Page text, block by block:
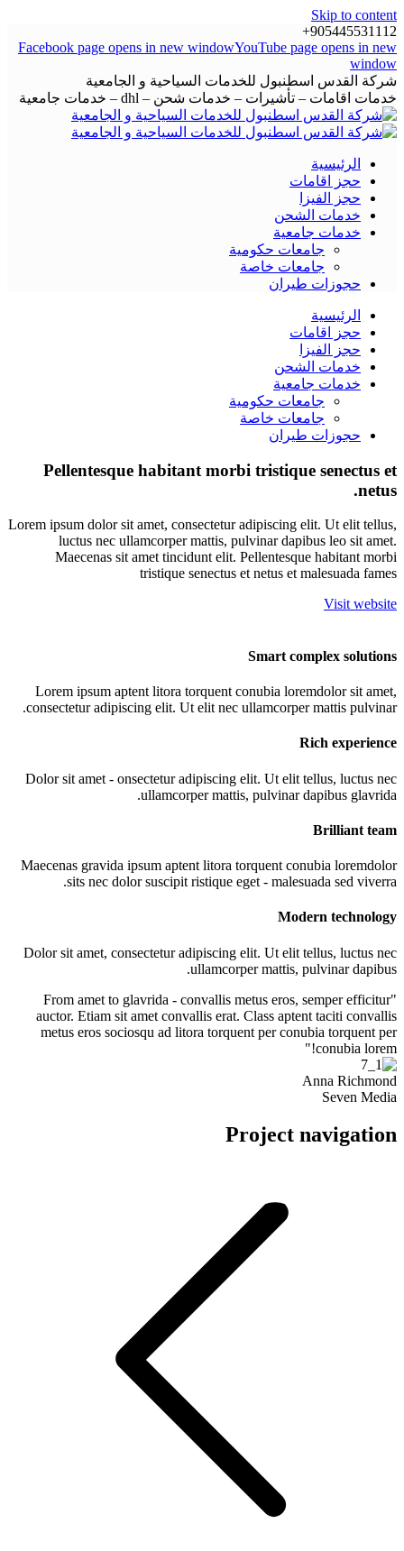
Skip to content
905445531112+
Facebook page opens in new windowYouTube page opens in new
window
شركة القدس اسطنبول للخدمات السياحية و الجامعية
خدمات اقامات – تأشيرات – خدمات شحن – dhl – خدمات جامعية
الرئيسية
حجز اقامات
حجز الفيزا
خدمات الشحن
خدمات جامعية
جامعات حكومية
جامعات خاصة
حجوزات طيران
الرئيسية
حجز اقامات
حجز الفيزا
خدمات الشحن
خدمات جامعية
جامعات حكومية
جامعات خاصة
حجوزات طيران
Pellentesque habitant morbi tristique senectus et
netus.
Lorem ipsum dolor sit amet, consectetur adipiscing elit. Ut elit tellus,
luctus nec ullamcorper mattis, pulvinar dapibus leo sit amet.
Maecenas sit amet tincidunt elit. Pellentesque habitant morbi
tristique senectus et netus et malesuada fames
Visit website
Smart complex solutions
Lorem ipsum aptent litora torquent conubia loremdolor sit amet,
consectetur adipiscing elit. Ut elit nec ullamcorper mattis pulvinar.
Rich experience
Dolor sit amet - onsectetur adipiscing elit. Ut elit tellus, luctus nec
ullamcorper mattis, pulvinar dapibus glavrida.
Brilliant team
Maecenas gravida ipsum aptent litora torquent conubia loremdolor
sits nec dolor suscipit ristique eget - malesuada sed viverra.
Modern technology
Dolor sit amet, consectetur adipiscing elit. Ut elit tellus, luctus nec
ullamcorper mattis, pulvinar dapibus.
"From amet to glavrida - convallis metus eros, semper efficitur
auctor. Etiam sit amet convallis erat. Class aptent taciti convallis
metus eros sociosqu ad litora torquent per conubia torquent per
conubia lorem!"
Anna Richmond
Seven Media
Project navigation